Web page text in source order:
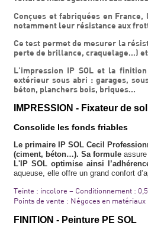
Conçues et fabriquées en
notamment leur résistance aux
Ce test permet de mesurer la
perte de brillance, craquelage…)
L’impression IP SOL et la
extérieur sous abri : garages,
béton, planchers bois, briques...
IMPRESSION - Fixateur de
Consolide les fonds friables
Le primaire IP SOL Cecil
(ciment, béton…). Sa formule
L'IP SOL optimise ainsi
aqueuse, elle offre un grand confort
Teinte : incolore – Conditionnement :
Points de vente : Négoces en matériaux
FINITION - Peinture PE SOL